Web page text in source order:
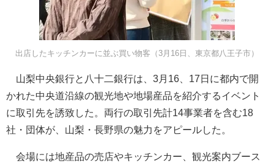
出店したキッチンカーに並ぶ買い物客（3月16日、東京都八王子市）
山梨中央銀行と八十二銀行は、3月16、17日に都内で開
かれた中央道沿線の観光地や地場産品を紹介するイベント
に取引先を誘致した。両行の取引先計14事業者を含む18
社・団体が、山梨・長野県の魅力をアピールした。
会場には地産品の売店やキッチンカー、観光案内ブース